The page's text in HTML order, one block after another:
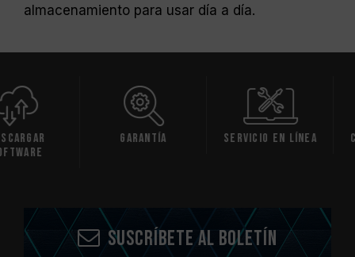
almacenamiento para usar día a día.
Garantía Servicio en línea
Suscríbete al boletín